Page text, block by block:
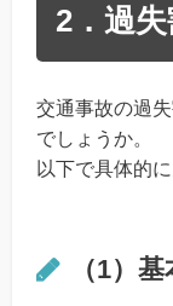
2．過
交通事故の過
でしょうか。
以下で具体的
（1）